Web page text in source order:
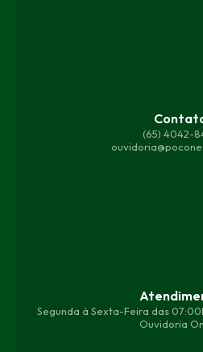
(65) 4042-
Segunda à Sexta-Feira das
Ouvidoria